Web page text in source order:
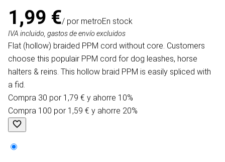
1,99 €/ por metroEn stock
IVA incluido, gastos de envío excluidos
Flat (hollow) braided PPM cord without core. Customers
choose this populair PPM cord for dog leashes, horse
halters & reins. This hollow braid PPM is easily spliced with
a fid.
Compra 30 por 1,79 € y ahorre 10%
Compra 100 por 1,59 € y ahorre 20%